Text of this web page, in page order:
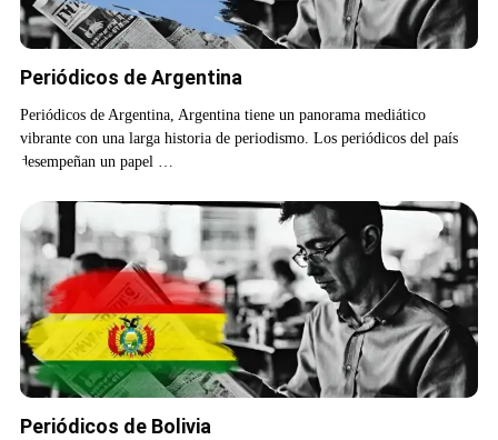
Periódicos de Argentina
Periódicos de Argentina, Argentina tiene un panorama mediático
vibrante con una larga historia de periodismo. Los periódicos del país
desempeñan un papel …
Periódicos de Bolivia